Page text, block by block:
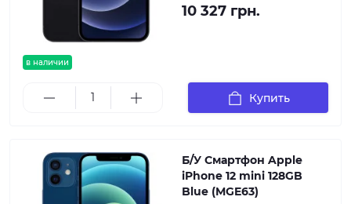
в наличии
10 327 грн.
Купить
Б/У Смартфон Apple
iPhone 12 mini 128GB
Blue (MGE63)